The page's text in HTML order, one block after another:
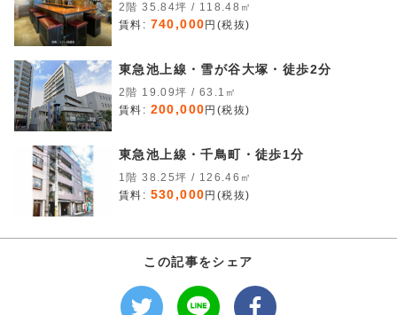
2階 35.84坪 / 118.48㎡
賃料: 740,000 円(税抜)
東急池上線・雪が谷大塚・徒歩2分
2階 19.09坪 / 63.1㎡
賃料: 200,000 円(税抜)
東急池上線・千鳥町・徒歩1分
1階 38.25坪 / 126.46㎡
賃料: 530,000 円(税抜)
この記事をシェア